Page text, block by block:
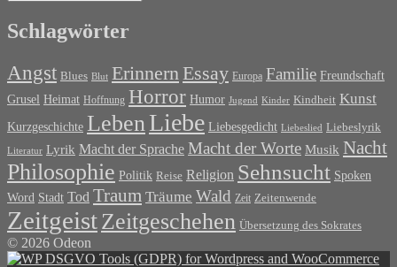
Schlagwörter
Angst Blues Blut Erinnern Essay Europa Familie Freundschaft
Grusel Heimat Hoffnung Horror Humor Jugend Kinder Kindheit Kunst
Kurzgeschichte Leben Liebe Liebesgedicht Liebeslied Liebeslyrik
Literatur Lyrik Macht der Sprache Macht der Worte Musik Nacht
Philosophie Politik Reise Religion Sehnsucht Spoken
Word Stadt Tod Traum Träume Wald Zeit Zeitenwende
ZeitgeistZeitgeschehen Übersetzung des Sokrates
© 2026 Odeon